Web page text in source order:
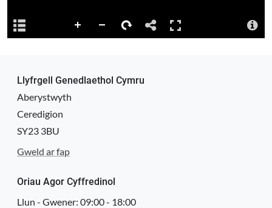
Llyfrgell Genedlaethol Cymru
Aberystwyth
Ceredigion
SY23 3BU
Gweld ar fap
Oriau Agor Cyffredinol
Llun - Gwener: 09:00- 18:00